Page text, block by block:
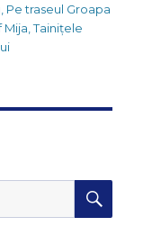
Pe traseul Groapa
Mija ,Tainițele